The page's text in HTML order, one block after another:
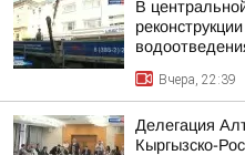
В
Вчера, 22:39
Делегация
Кыргызско-